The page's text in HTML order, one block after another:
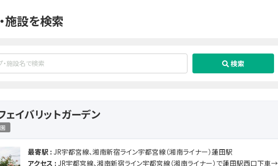
施設を検索
検索
ェイバリットガーデン
最寄駅 : JR宇都宮線、湘南新宿ライン宇都宮線（湘南ライナー）蓮田駅
アクセス : JR宇都宮線、湘南新宿ライン宇都宮線（湘南ライナー）で蓮田駅西口下車→